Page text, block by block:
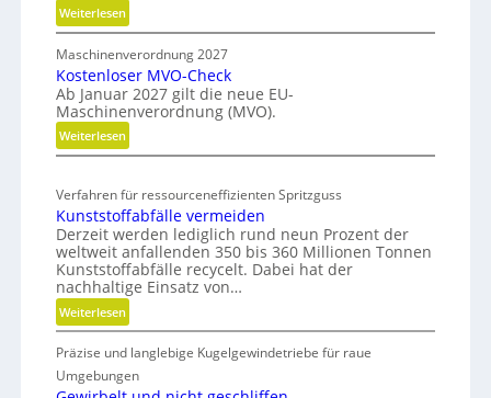
d
m
o
i
Weiterlesen:
E
r
g
o
n
o
m
s
c
h
e
r
B
e
d
Maschinenverordnung 2027
Kostenloser MVO-Check
Ab Januar 2027 gilt die neue EU-
Maschinenverordnung (MVO).
Weiterlesen:
K
s
t
e
n
l
o
s
M
Verfahren für ressourceneffizienten Spritzguss
Kunststoffabfälle vermeiden
Derzeit werden lediglich rund neun Prozent der
weltweit anfallenden 350 bis 360 Millionen Tonnen
Kunststoffabfälle recycelt. Dabei hat der
nachhaltige Einsatz von…
Weiterlesen:
K
u
n
s
Präzise und langlebige Kugelgewindetriebe für raue
Umgebungen